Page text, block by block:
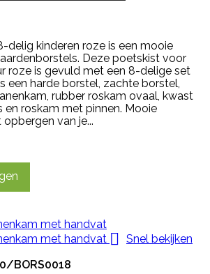
delig kinderen roze is een mooie
Deze poetskist voor
roze is gevuld met een 8-delige set
een harde borstel, zachte borstel,
rubber roskam ovaal, kwast
en roskam met pinnen. Mooie
van je...

Snel bekijken
BORS0018